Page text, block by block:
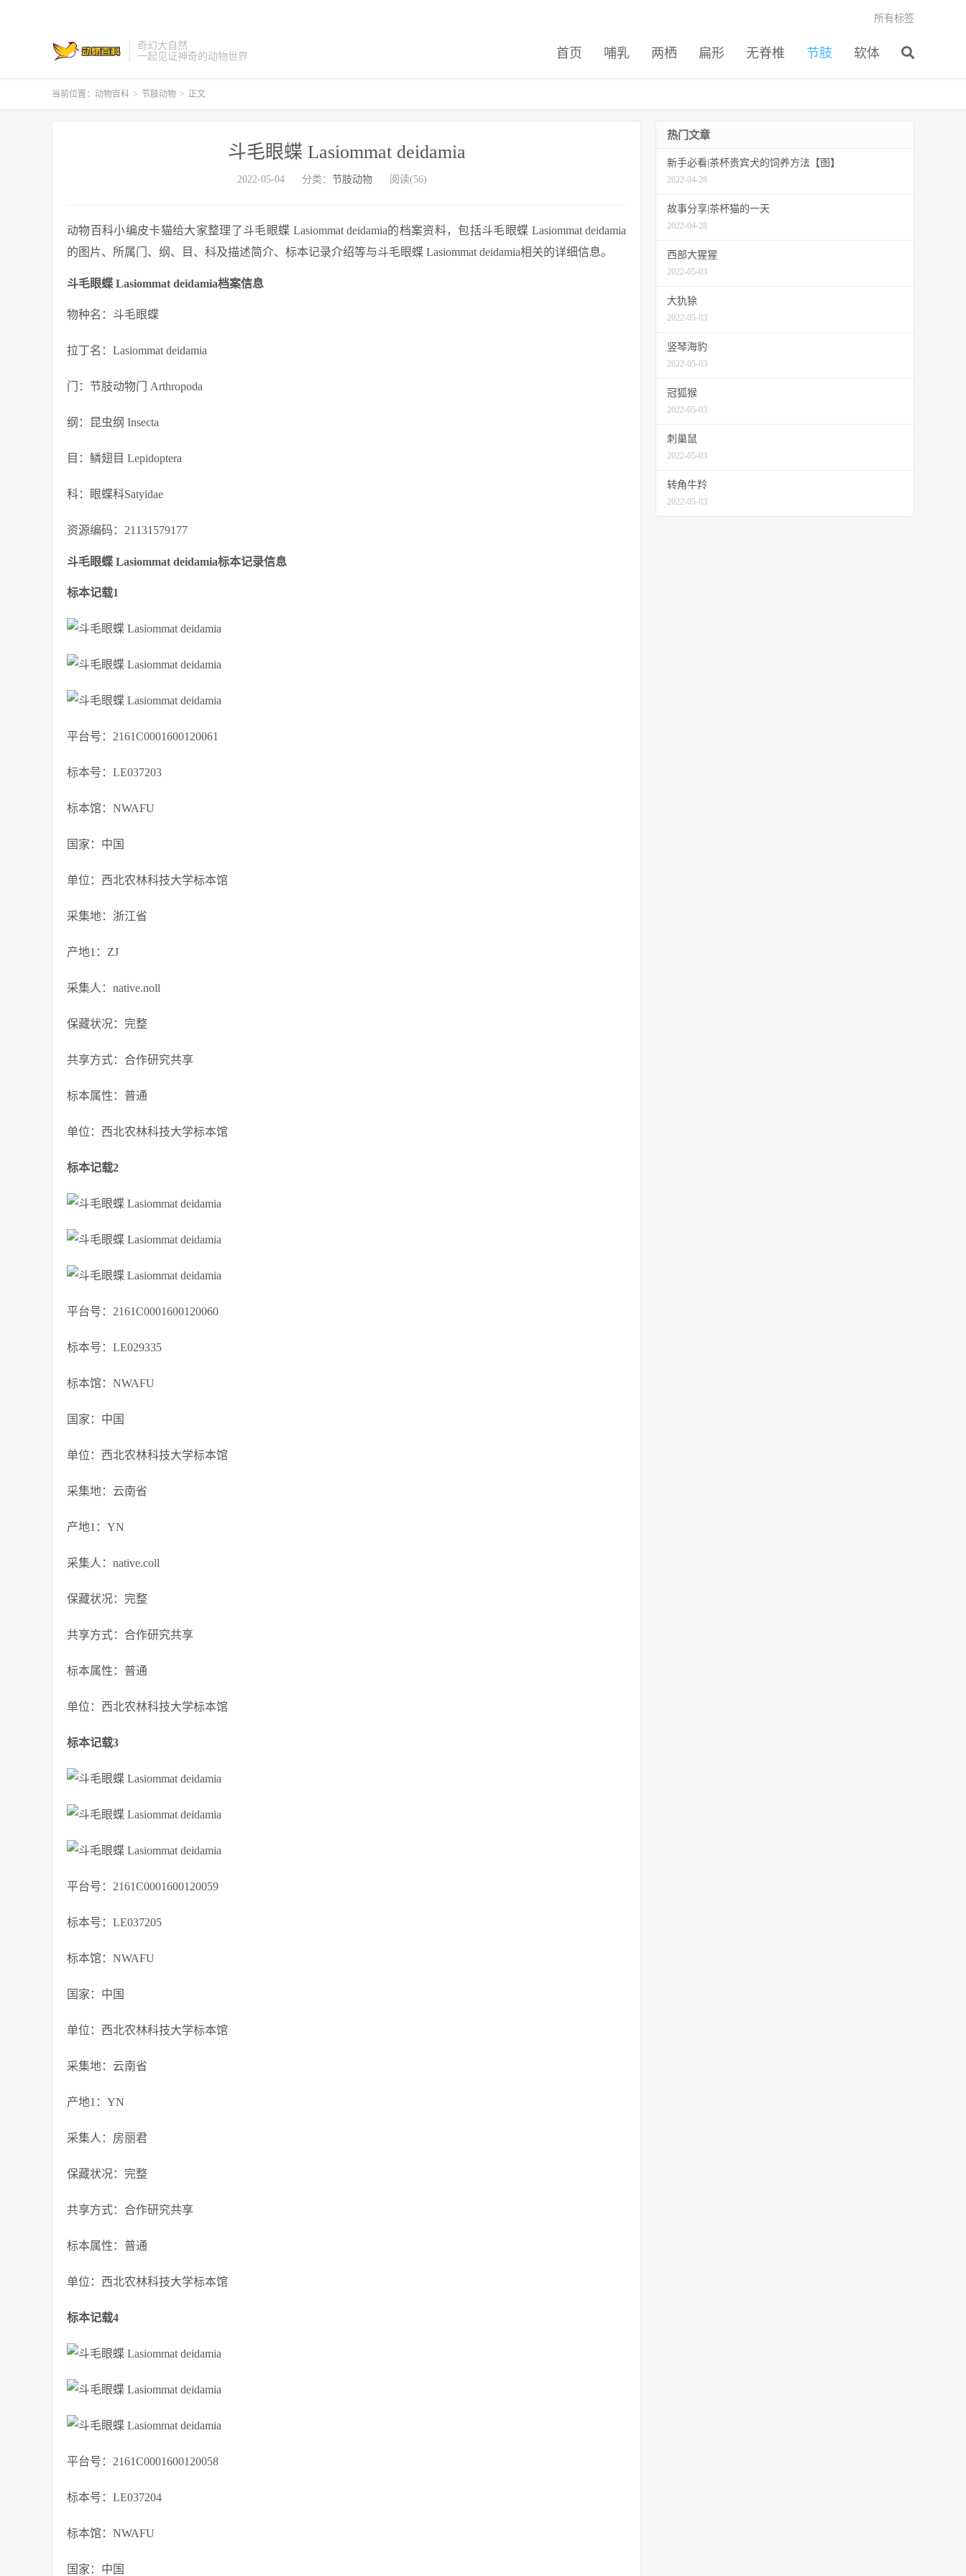
奇幻大自然
一起见证神奇的动物世界
首页 哺乳 两栖 扁形 无脊椎 节肢 软体
所有标签
当前位置： 动物百科 > 节肢动物 > 正文
斗毛眼蝶 Lasiommat deidamia
2022-05-04 分类： 节肢动物 阅读(56)
动物百科小编皮卡猫给大家整理了斗毛眼蝶 Lasiommat deidamia的档案资料，包括斗毛眼蝶 Lasiommat deidamia
的图片、所属门、纲、目、科及描述简介、标本记录介绍等与斗毛眼蝶 Lasiommat deidamia相关的详细信息。
斗毛眼蝶 Lasiommat deidamia档案信息
物种名：斗毛眼蝶
拉丁名：Lasiommat deidamia
门：节肢动物门 Arthropoda
纲：昆虫纲 Insecta
目：鳞翅目 Lepidoptera
科：眼蝶科Satyidae
资源编码：21131579177
斗毛眼蝶 Lasiommat deidamia标本记录信息
标本记载1
平台号：2161C0001600120061
标本号：LE037203
标本馆：NWAFU
国家：中国
单位：西北农林科技大学标本馆
采集地：浙江省
产地1：ZJ
采集人：native.noll
保藏状况：完整
共享方式：合作研究共享
标本属性：普通
单位：西北农林科技大学标本馆
标本记载2
平台号：2161C0001600120060
标本号：LE029335
标本馆：NWAFU
国家：中国
单位：西北农林科技大学标本馆
采集地：云南省
产地1：YN
采集人：native.coll
保藏状况：完整
共享方式：合作研究共享
标本属性：普通
单位：西北农林科技大学标本馆
标本记载3
平台号：2161C0001600120059
标本号：LE037205
标本馆：NWAFU
国家：中国
单位：西北农林科技大学标本馆
采集地：云南省
产地1：YN
采集人：房丽君
保藏状况：完整
共享方式：合作研究共享
标本属性：普通
单位：西北农林科技大学标本馆
标本记载4
平台号：2161C0001600120058
标本号：LE037204
标本馆：NWAFU
国家：中国
热门文章
新手必看|茶杯贵宾犬的饲养方法【图】
2022-04-28
故事分享|茶杯猫的一天
2022-04-28
西部大猩猩
2022-05-03
大犰狳
2022-05-03
竖琴海豹
2022-05-03
冠狐猴
2022-05-03
刺巢鼠
2022-05-03
转角牛羚
2022-05-03